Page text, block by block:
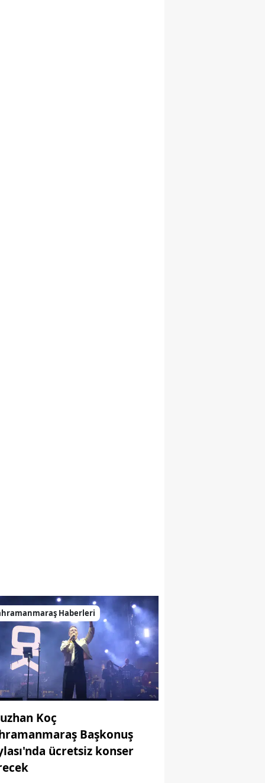
Haberleri
Koç
Başkonuş
ücretsiz konser